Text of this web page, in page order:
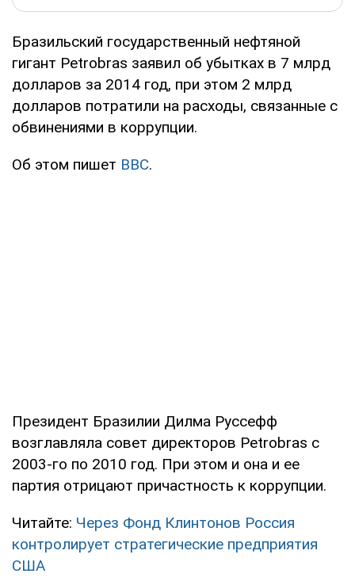
Бразильский государственный нефтяной
гигант Petrobras заявил об убытках в 7 млрд
долларов за 2014 год, при этом 2 млрд
долларов потратили на расходы, связанные с
обвинениями в коррупции.
Об этом пишет BBC.
Президент Бразилии Дилма Руссефф
возглавляла совет директоров Petrobras с
2003-го по 2010 год. При этом и она и ее
партия отрицают причастность к коррупции.
Читайте: Через Фонд Клинтонов Россия
контролирует стратегические предприятия
США